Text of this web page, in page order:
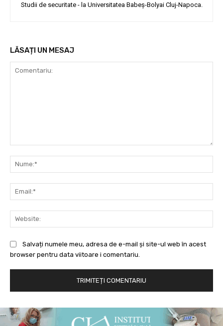
Studii de securitate - la Universitatea Babeș-Bolyai Cluj-Napoca.
LĂSAȚI UN MESAJ
Salvați numele meu, adresa de e-mail și site-ul web în acest
browser pentru data viitoare i comentariu.